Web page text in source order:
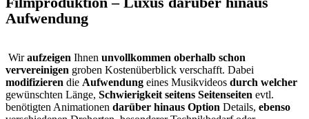
Aufwendung
Wiraufzeigen Ihnen unvollkommen oberhalb schon
ververeinigen groben Kostenüberblick verschafft. Dabei
modifizieren die Aufwendung eines Musikvideos durch welcher
gewünschten Länge, Schwierigkeit seitens Seitenseiten evtl.
benötigten Animationen darüber hinaus Option Details, ebenso